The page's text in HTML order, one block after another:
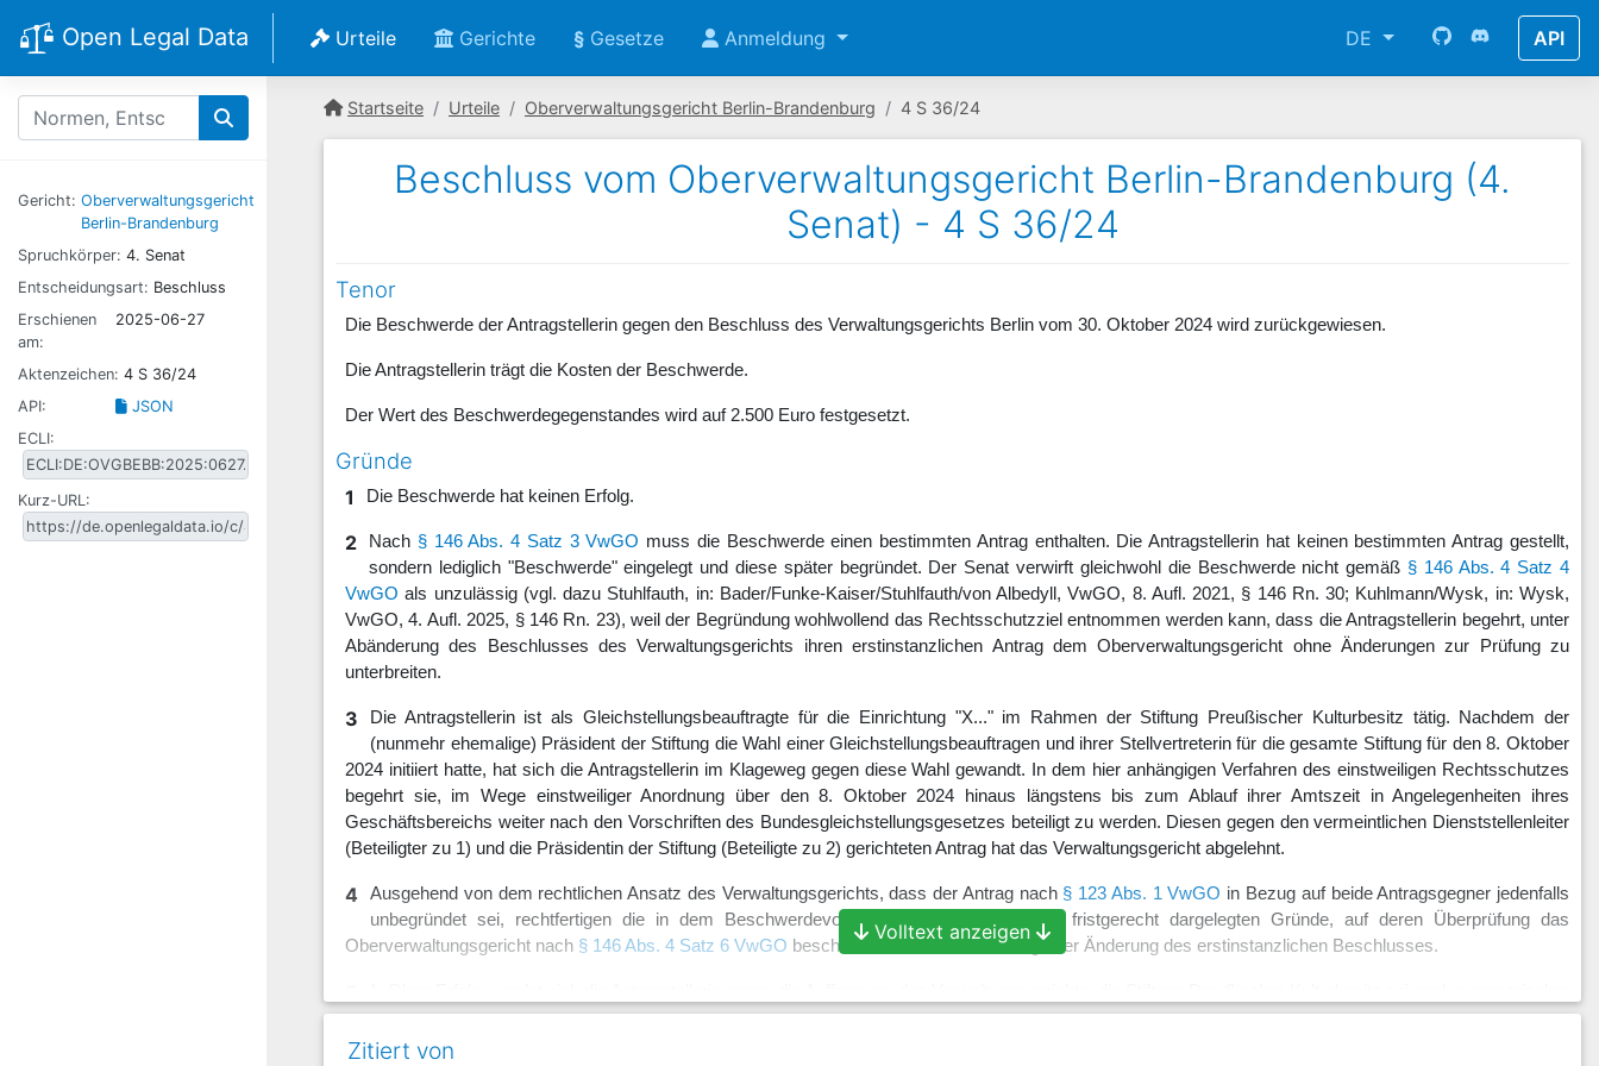
Open Legal Data Urteile Gerichte § Gesetze Anmeldung DE API
Gericht: Oberverwaltungsgericht
Berlin-Brandenburg
Spruchkörper: 4. Senat
Entscheidungsart: Beschluss
Erschienen
am:
2025-06-27
Aktenzeichen: 4 S 36/24
API:
JSON
ECLI:
Kurz-URL:
Startseite Urteile Oberverwaltungsgericht Berlin-Brandenburg 4 S 36/24
Beschluss vom Oberverwaltungsgericht Berlin-Brandenburg (4.
Senat) - 4 S 36/24
Tenor
Die Beschwerde der Antragstellerin gegen den Beschluss des Verwaltungsgerichts Berlin vom 30. Oktober 2024 wird zurückgewiesen.
Die Antragstellerin trägt die Kosten der Beschwerde.
Der Wert des Beschwerdegegenstandes wird auf 2.500 Euro festgesetzt.
Gründe
1 Die Beschwerde hat keinen Erfolg.
2 Nach § 146 Abs. 4 Satz 3 VwGO muss die Beschwerde einen bestimmten Antrag enthalten. Die Antragstellerin hat keinen bestimmten Antrag gestellt,
sondern lediglich "Beschwerde" eingelegt und diese später begründet. Der Senat verwirft gleichwohl die Beschwerde nicht gemäß § 146 Abs. 4 Satz 4
VwGO als unzulässig (vgl. dazu Stuhlfauth, in: Bader/Funke-Kaiser/Stuhlfauth/von Albedyll, VwGO, 8. Aufl. 2021, § 146 Rn. 30; Kuhlmann/Wysk, in: Wysk,
VwGO, 4. Aufl. 2025, § 146 Rn. 23), weil der Begründung wohlwollend das Rechtsschutzziel entnommen werden kann, dass die Antragstellerin begehrt, unter
Abänderung des Beschlusses des Verwaltungsgerichts ihren erstinstanzlichen Antrag dem Oberverwaltungsgericht ohne Änderungen zur Prüfung zu
unterbreiten.
3
Die Antragstellerin ist als Gleichstellungsbeauftragte für die Einrichtung "X..." im Rahmen der Stiftung Preußischer Kulturbesitz tätig. Nachdem der
(nunmehr ehemalige) Präsident der Stiftung die Wahl einer Gleichstellungsbeauftragen und ihrer Stellvertreterin für die gesamte Stiftung für den 8. Oktober
2024 initiiert hatte, hat sich die Antragstellerin im Klageweg gegen diese Wahl gewandt. In dem hier anhängigen Verfahren des einstweiligen Rechtsschutzes
begehrt sie, im Wege einstweiliger Anordnung über den 8. Oktober 2024 hinaus längstens bis zum Ablauf ihrer Amtszeit in Angelegenheiten ihres
Geschäftsbereichs weiter nach den Vorschriften des Bundesgleichstellungsgesetzes beteiligt zu werden. Diesen gegen den vermeintlichen Dienststellenleiter
(Beteiligter zu 1) und die Präsidentin der Stiftung (Beteiligte zu 2) gerichteten Antrag hat das Verwaltungsgericht abgelehnt.
4 Ausgehend von dem rechtlichen Ansatz des Verwaltungsgerichts, dass der Antrag nach § 123 Abs. 1 VwGO in Bezug auf beide Antragsgegner jedenfalls
unbegründet sei, rechtfertigen die in dem Beschwerdevorbringen der Antragstellerin fristgerecht dargelegten Gründe, auf deren Überprüfung das
Oberverwaltungsgericht nach § 146 Abs. 4 Satz 6 VwGO beschränkt ist, keine Aufhebung oder Änderung des erstinstanzlichen Beschlusses.
Prüfung nur eine (einheitliche) Dienststelle im Sinne des Bundesgleichstellungsgesetzes, bei der nur eine Gleichstellungsbeauftragte zu wählen und zu
bestellen sei (zustimmend: v. Roetteken, jurisPR-ArbR 49/2024 Anm. 7 C).
Volltext anzeigen
Zitiert von